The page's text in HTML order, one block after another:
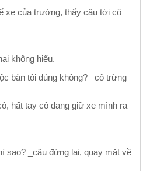
xe của trường, thấy cậu tới cô
không hiểu.
bàn tôi đúng không? _cô trừng
hất tay cô đang giữ xe mình ra
sao? _cậu đứng lại, quay mặt về